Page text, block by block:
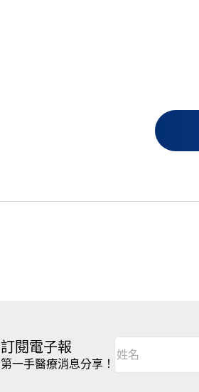
訂閱電子報
第一手醫療消息分享！
名
(Required)
A